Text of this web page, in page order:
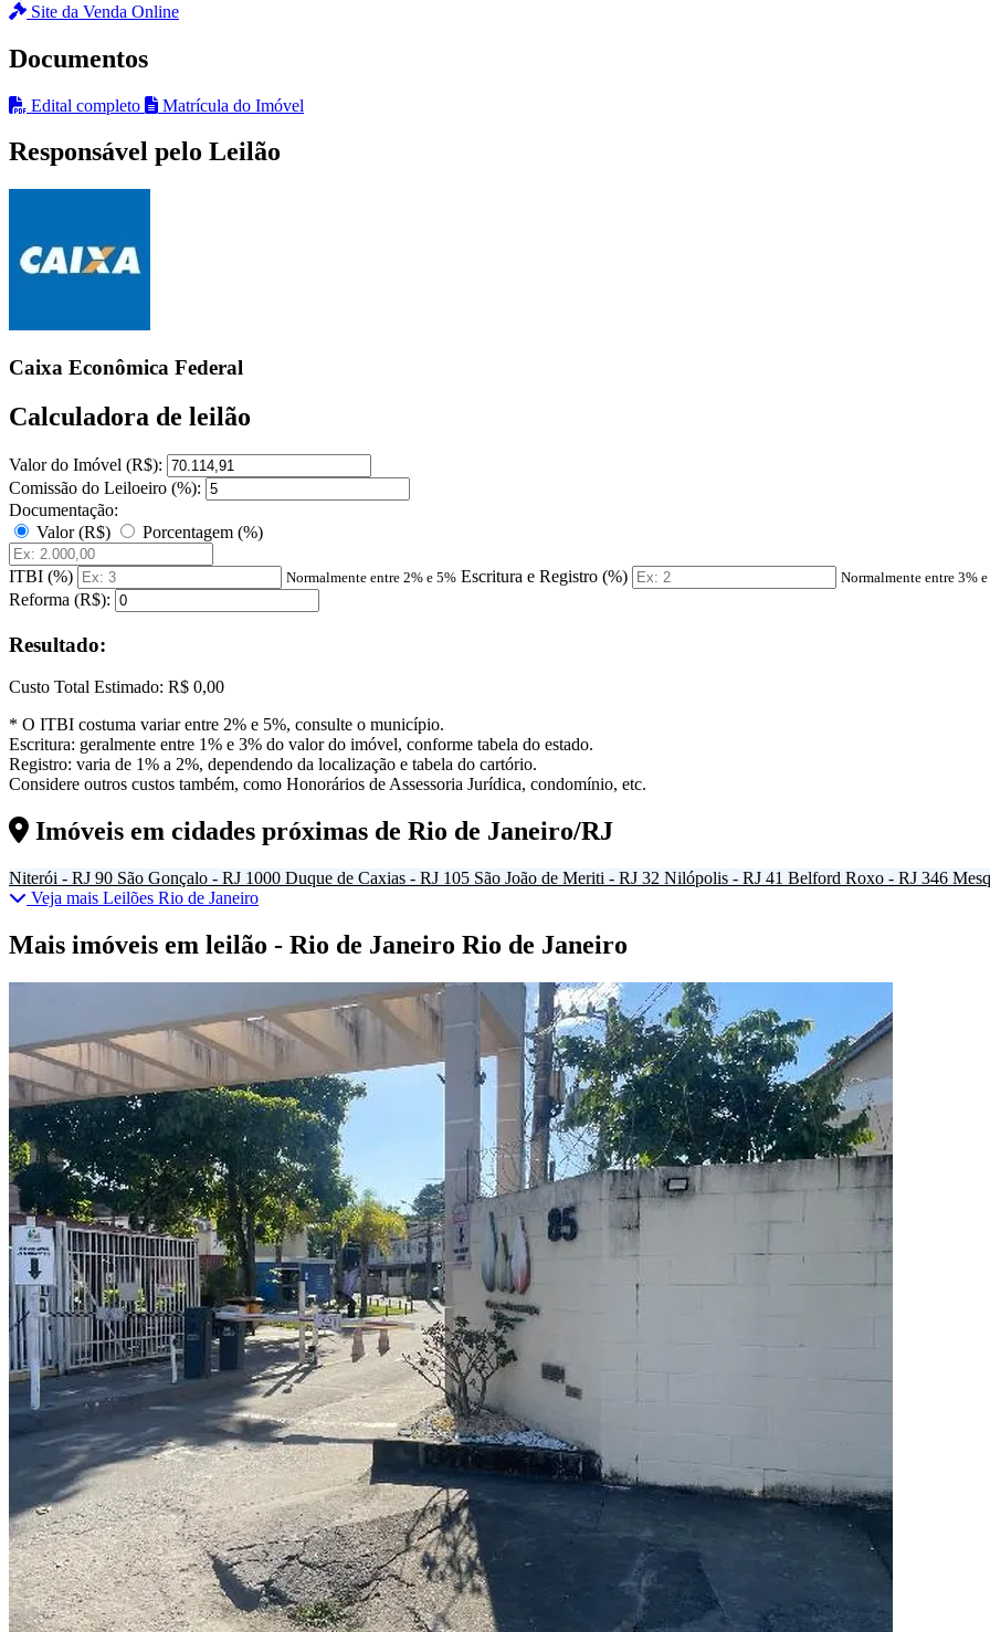
Site da Venda Online
Documentos
Edital completo Matrícula do Imóvel
Responsável pelo Leilão
Caixa Econômica Federal
Calculadora de leilão
Valor do Imóvel (R$):
Comissão do Leiloeiro (%):
Documentação:
Valor (R$)
Porcentagem (%)
ITBI (%) Normalmente entre 2% e 5% Escritura e Registro (%) Normalmente entre 3%
Reforma (R$):
Resultado:
Custo Total Estimado: R$ 0,00
* O ITBI costuma variar entre 2% e 5%, consulte o município.
Escritura: geralmente entre 1% e 3% do valor do imóvel, conforme tabela do estado.
Registro: varia de 1% a 2%, dependendo da localização e tabela do cartório.
Considere outros custos também, como Honorários de Assessoria Jurídica, condomínio, etc.
Imóveis em cidades próximas de Rio de Janeiro/RJ
Niterói - RJ 90 São Gonçalo - RJ 1000 Duque de Caxias - RJ 105 São João de Meriti - RJ 32 Nilópolis - RJ 41 Belford Roxo - RJ 346
Veja mais Leilões Rio de Janeiro
Mais imóveis em leilão - Rio de Janeiro Rio de Janeiro